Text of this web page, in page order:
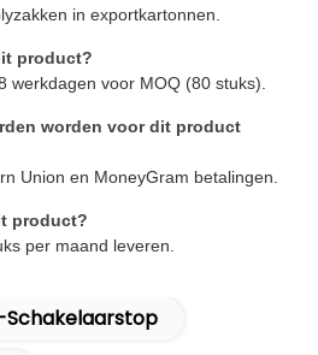
in exportkartonnen.
product?
werkdagen voor MOQ (80 stuks).
worden voor dit product
Union en MoneyGram betalingen.
product?
per maand leveren.
Schakelaarstop